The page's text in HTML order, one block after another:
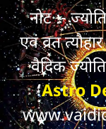
नोट :-
एवं व्रत
वैदिक
‘Astro